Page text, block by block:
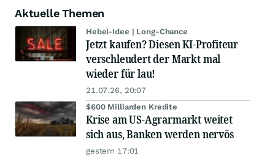
Aktuelle Themen
Hebel-Idee | Long-Chance
Jetzt kaufen? Diesen KI-Profiteur
verschleudert der Markt mal
wieder für lau!
21.07.26, 20:07
$600 Milliarden Kredite
Krise am US-Agrarmarkt weitet
sich aus, Banken werden nervös
gestern 17:01